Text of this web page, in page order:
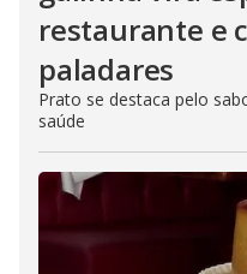
restaurante e
paladares
Prato se destaca pelo
saúde